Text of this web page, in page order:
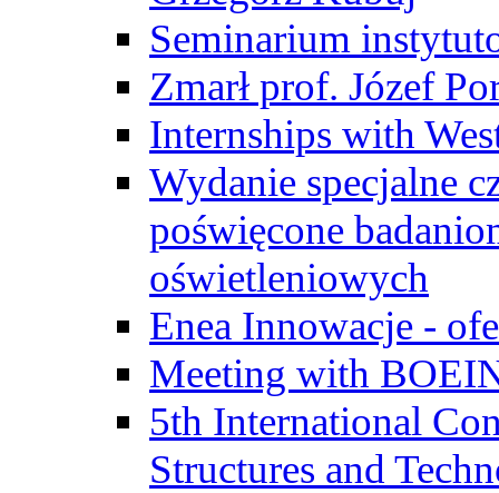
Seminarium
Zmarł prof. Józef
Internships with
Wydanie specjalne
poświęcone
oświetleniowych
Enea Innowacje -
Meeting with
5th International
Structures and